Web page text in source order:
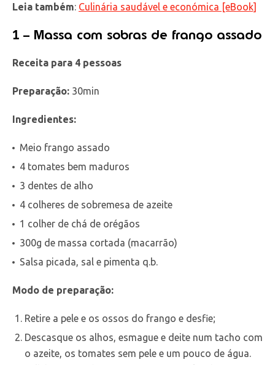
Leia também: Culinária saudável e económica [eBook]
1 – Massa com sobras de frango assado
Receita para 4 pessoas
Preparação: 30min
Ingredientes:
Meio frango assado
4 tomates bem maduros
3 dentes de alho
4 colheres de sobremesa de azeite
1 colher de chá de orégãos
300g de massa cortada (macarrão)
Salsa picada, sal e pimenta q.b.
Modo de preparação:
Retire a pele e os ossos do frango e desfie;
Descasque os alhos, esmague e deite num tacho com
o azeite, os tomates sem pele e um pouco de água.